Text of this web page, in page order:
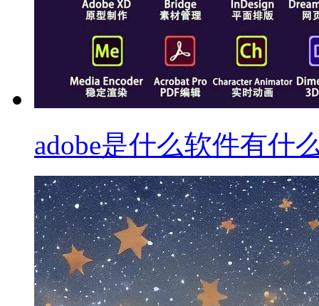
adobe是什么软件有什